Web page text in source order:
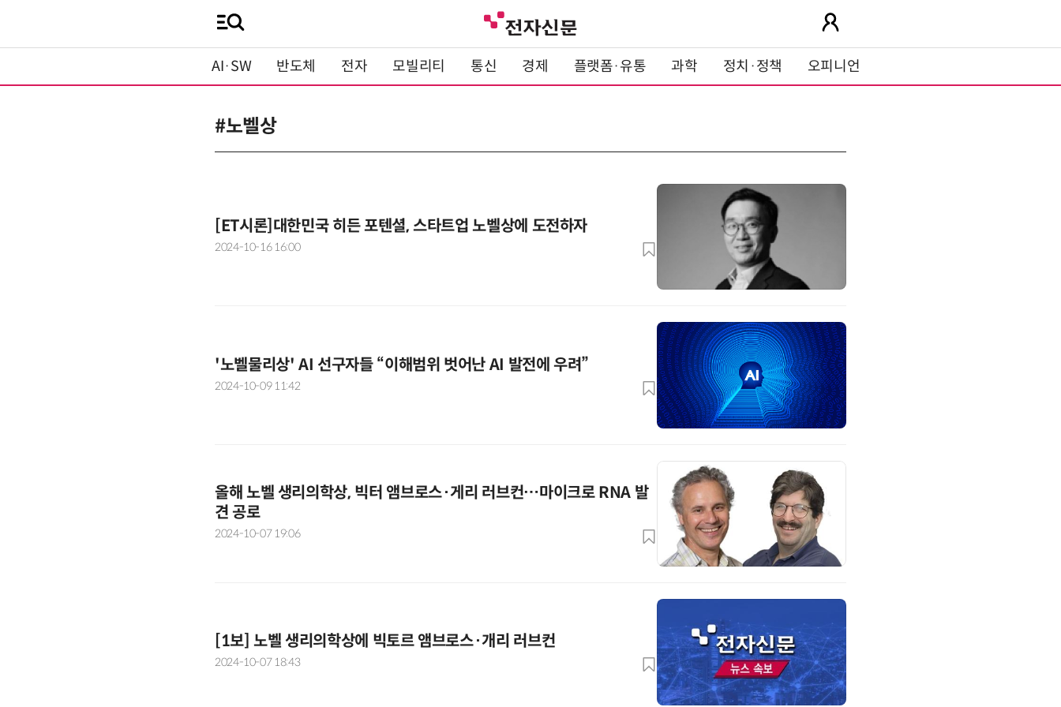
AI·SW 반도체 전자 모빌리티 통신 경제 플랫폼·유통 과학 정치·정책 오피니언
#노벨상
[ET시론]대한민국 히든 포텐셜, 스타트업 노벨상에 도전하자
2024-10-16 16:00
'노벨물리상' AI 선구자들 “이해범위 벗어난 AI 발전에 우려”
2024-10-09 11:42
올해 노벨 생리의학상, 빅터 앰브로스·게리 러브컨…마이크로 RNA 발
견 공로
2024-10-07 19:06
[1보] 노벨 생리의학상에 빅토르 앰브로스·개리 러브컨
2024-10-07 18:43